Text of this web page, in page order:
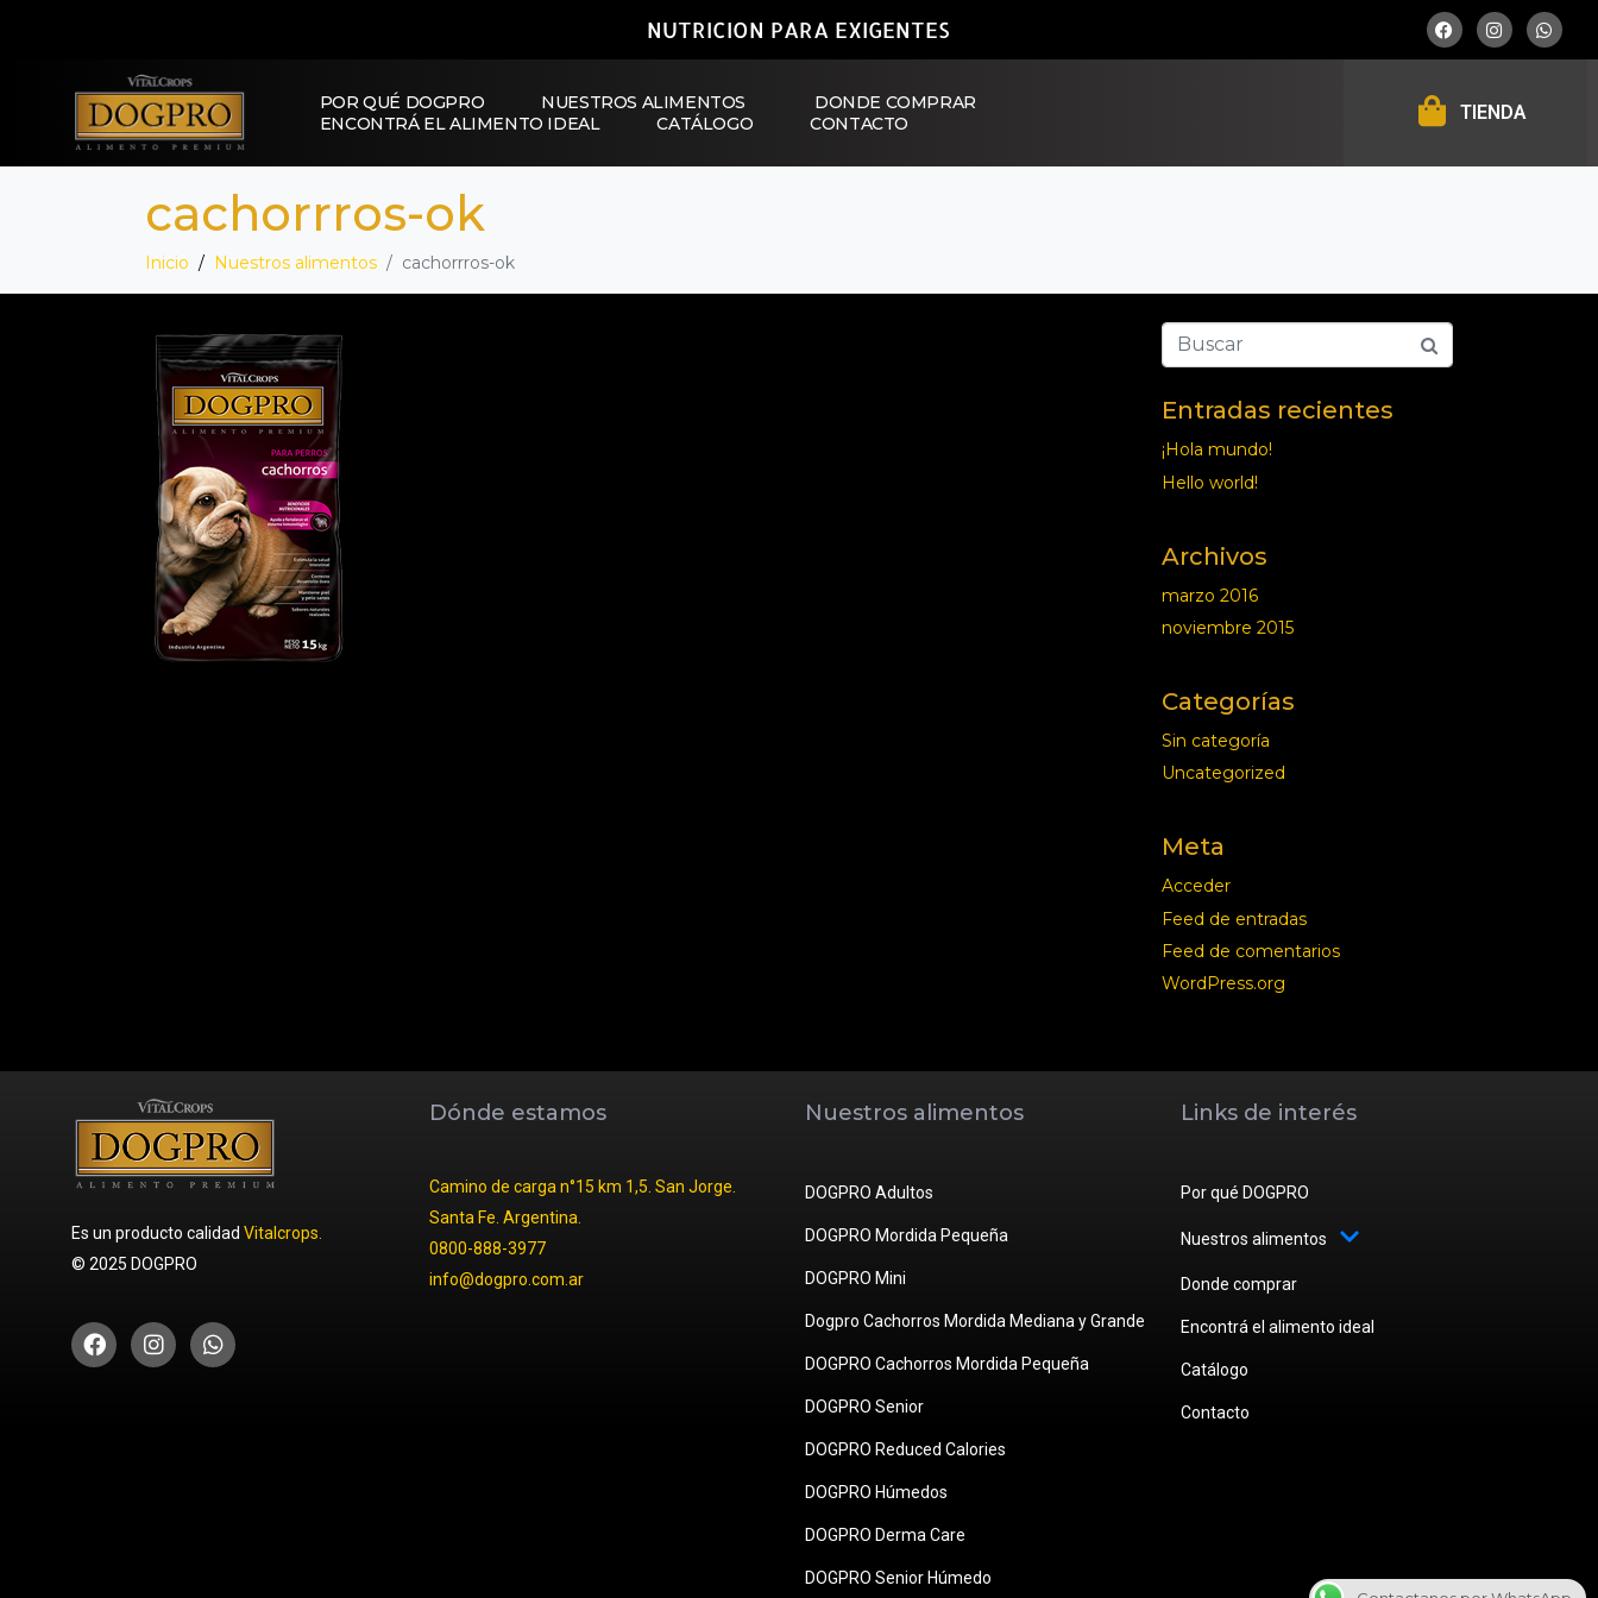
NUTRICION PARA EXIGENTES
POR QUÉ DOGPRO NUESTROS ALIMENTOS
DONDE COMPRAR
ENCONTRÁ EL ALIMENTO IDEAL
CATÁLOGO CONTACTO TIENDA
cachorrros-ok
Inicio Nuestros alimentos cachorrros-ok
Entradas recientes
¡Hola mundo!
Hello world!
Archivos
marzo 2016
noviembre 2015
Categorías
Sin categoría
Uncategorized
Meta
Acceder
Feed de entradas
Feed de comentarios
WordPress.org
Es un producto calidad Vitalcrops.
© 2025 DOGPRO
Dónde estamos
Camino de carga n°15 km 1,5. San Jorge.
Santa Fe. Argentina.
0800-888-3977
info@dogpro.com.ar
Nuestros alimentos
DOGPRO Adultos
DOGPRO Mordida Pequeña
DOGPRO Mini
Dogpro Cachorros Mordida Mediana y Grande
DOGPRO Cachorros Mordida Pequeña
DOGPRO Senior
DOGPRO Reduced Calories
DOGPRO Húmedos
DOGPRO Derma Care
DOGPRO Senior Húmedo
Links de interés
Por qué DOGPRO
Nuestros alimentos
Donde comprar
Encontrá el alimento ideal
Catálogo
Contacto